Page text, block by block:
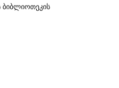
ბიბლიოთეკის